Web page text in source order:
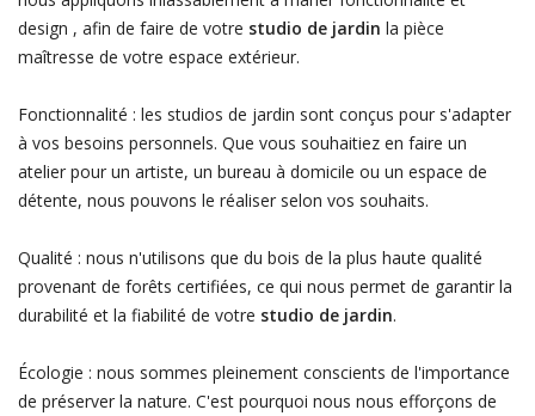
design , afin de faire de votre studio de jardin la pièce
maîtresse de votre espace extérieur.
Fonctionnalité : les studios de jardin sont conçus pour s'adapter
à vos besoins personnels. Que vous souhaitiez en faire un
atelier pour un artiste, un bureau à domicile ou un espace de
détente, nous pouvons le réaliser selon vos souhaits.
Qualité : nous n'utilisons que du bois de la plus haute qualité
provenant de forêts certifiées, ce qui nous permet de garantir la
durabilité et la fiabilité de votre studio de jardin.
Écologie : nous sommes pleinement conscients de l'importance
de préserver la nature. C'est pourquoi nous nous efforçons de